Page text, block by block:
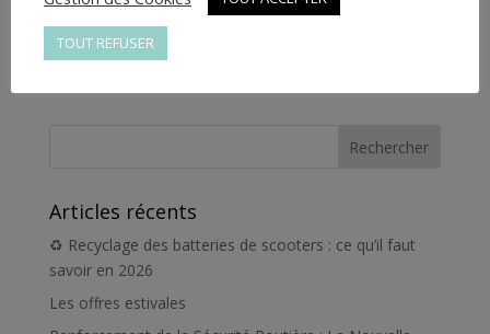
Articles récents
♻️ Recyclage des batteries de scooters : ce qu’il faut
savoir en 2026
Les offres estivales
TOUT REFUSER